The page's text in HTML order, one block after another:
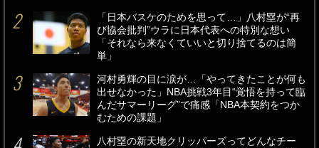
「日本バスケのためを思って…」八村塁が“再
び協会批判”ウラに日本代表への特別な想い
「それなら来なくていいと切り捨てるのは簡
単」
河村勇輝の目に涙が…「やってきたことが何も
出せなかった」NBA挑戦3年目“覚悟を持って臨
んだサマーリーグ”で痛感「NBA本契約をつか
むための課題」
八村塁の新天地クリッパーズってどんなチー